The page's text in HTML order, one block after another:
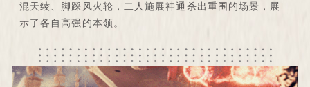
混天绫、脚踩风火轮，二人施展神通杀出重围的场景，展
示了各自高强的本领。